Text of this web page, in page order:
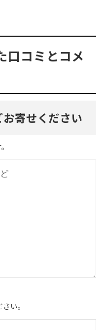
口コミとコメ
寄せください
い。